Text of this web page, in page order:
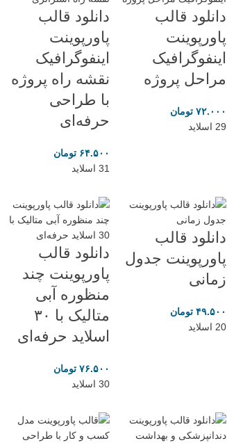
دانلود قالب
پاورپوینت
اینفوگرافیک
مراحل پروژه
۷۲.۰۰۰ تومان
29 اسلاید
دانلود قالب
پاورپوینت
اینفوگرافیک
نقشه راه پروژه
با طراحی
حرفه‌ای
۶۴.۵۰۰ تومان
31 اسلاید
دانلود قالب
پاورپوینت جدول
زمانی
۴۹.۵۰۰ تومان
20 اسلاید
دانلود قالب
پاورپوینت چند
منظوره آبی
متالیک با ۳۰
اسلاید حرفه‌ای
۷۶.۵۰۰ تومان
30 اسلاید